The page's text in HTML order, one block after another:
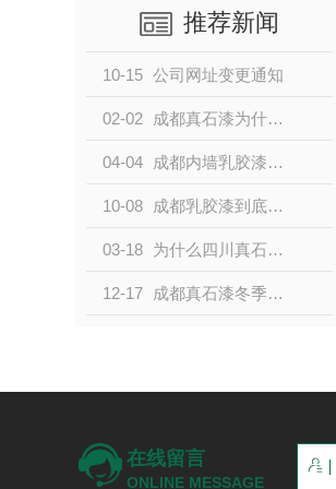
推荐新闻
10-15 公司网址变更通知
02-02 成都真石漆为什么必须要刷底漆和罩面？
04-04 成都内墙乳胶漆的选购误区以及涂刷方式
10-08 成都乳胶漆到底要怎么去选色？
03-18 为什么四川真石漆一定要罩面，你知道吗？
12-17 成都真石漆冬季施工常见问题及施工注意事项
在线留言
ONLINE MESSAGE